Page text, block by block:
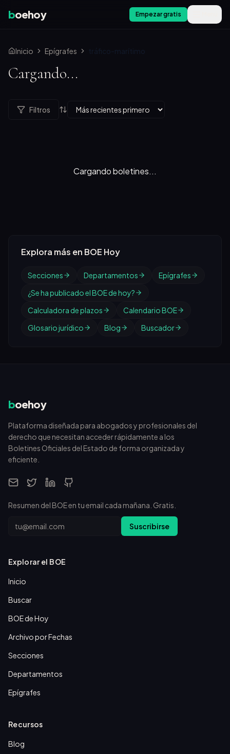
boehoy Empezar gratis
Inicio Epígrafes
Cargando...
Filtros
Cargando boletines...
Explora más en BOE Hoy
Secciones Departamentos
Epígrafes
¿Se ha publicado el BOE de hoy?
Calculadora de plazos
Calendario BOE
Glosario jurídico
Blog Buscador
boehoy
Plataforma diseñada para abogados y profesionales del
derecho que necesitan acceder rápidamente a los
Boletines Oficiales del Estado de forma organizada y
eficiente.
Resumen del BOE en tu email cada mañana. Gratis.
Email Suscribirse
Explorar el BOE
Inicio
Buscar
BOE de Hoy
Archivo por Fechas
Secciones
Departamentos
Epígrafes
Recursos
Blog